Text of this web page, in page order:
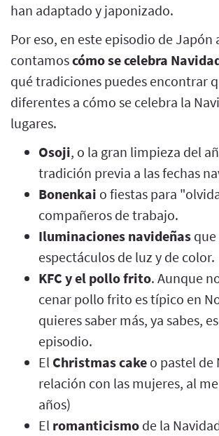
han adaptado y japonizado.
Por eso, en este episodio de Japón
contamoscómo se celebra
qué tradiciones puedes encontrar
diferentes a cómo se celebra la
lugares.
Osoji, o la gran limpieza del
tradición previa a las fechas
Bonenkai o fiestas para
compañeros de trabajo.
Iluminaciones navideñas
espectáculos de luz y de color.
KFC y el pollo frito. Aunque
cenar pollo frito es típico en
quieres saber más, ya sabes,
episodio.
El Christmas cake o pastel de
relación con las mujeres, al
años)
El romanticismo de la